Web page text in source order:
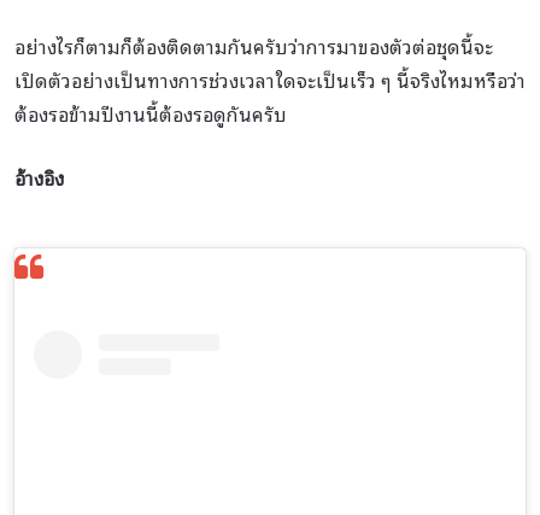
อย่างไรก็ตามก็ต้องติดตามกันครับว่าการมาของตัวต่อชุดนี้จะ
เปิดตัวอย่างเป็นทางการช่วงเวลาใดจะเป็นเร็ว ๆ นี้จริงไหมหรือว่า
ต้องรอข้ามปีงานนี้ต้องรอดูกันครับ
อ้างอิง